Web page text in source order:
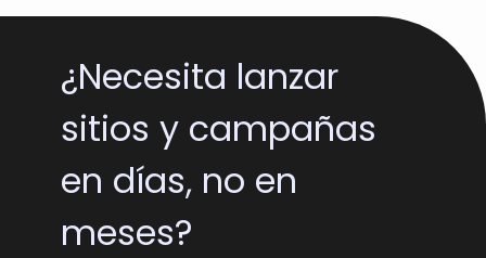
¿Necesita lanzar
sitios y campañas
en días, no en
meses?